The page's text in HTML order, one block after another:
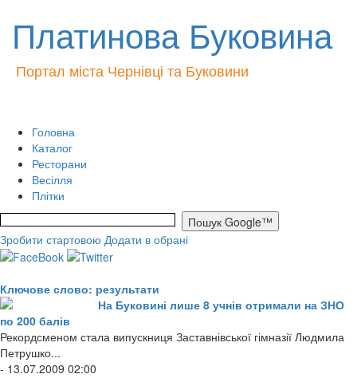
Платинова Буковина
Портал міста Чернівці та Буковини
Головна
Каталог
Ресторани
Весілля
Плітки
Зробити стартовою Додати в обрані
Ключове слово: результати
На Буковині лише 8 учнів отримали на ЗНО
по 200 балів
Рекордсменом стала випускниця Заставнівської гімназії Людмила
Петрушко...
- 13.07.2009 02:00